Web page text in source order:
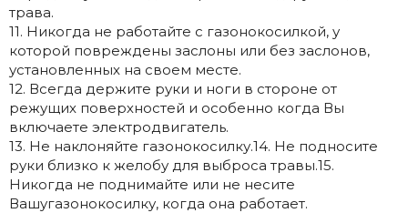
трава.
11. Никогда не работайте с газонокосилкой, у
которой повреждены заслоны или без заслонов,
установленных на своем месте.
12. Всегда держите руки и ноги в стороне от
режущих поверхностей и особенно когда Вы
включаете электродвигатель.
13. Не наклоняйте газонокосилку.14. Не подносите
руки близко к желобу для выброса травы.15.
Никогда не поднимайте или не несите
Вашугазонокосилку, когда она работает.